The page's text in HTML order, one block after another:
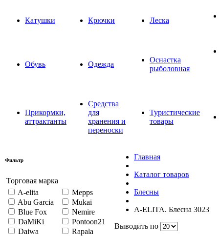
Катушки Крючки Леска
Обувь Одежда
Оснастка
рыболовная
Прикормки,
аттрактанты
Средства
для
хранения и
переноски
Туристические
товары
Фильтр
Торговая марка
A-elita
Abu Garcia
Blue Fox
DaMiKi
Daiwa
Mepps
Mukai
Nemire
Pontoon21
Rapala
Главная
Каталог товаров
Блесны
A-ELITA. Блесна 3023
Выводить по